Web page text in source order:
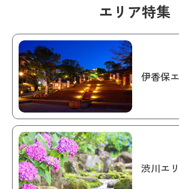
エリア特集
伊香保
渋川エ